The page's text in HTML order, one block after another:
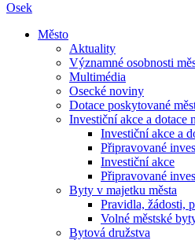
Osek
Město
Aktuality
Významné osobnosti
Multimédia
Osecké noviny
Dotace poskytované
Investiční akce a dotace
Investiční akce a
Připravované
Investiční akce
Připravované
Byty v majetku města
Pravidla, žádosti,
Volné městské
Bytová družstva